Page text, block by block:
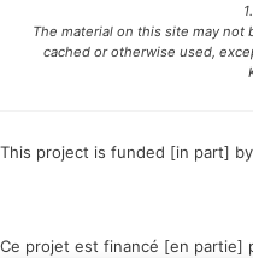
The material on this site may
cached or otherwise used,
This project is funded [in part]
Ce projet est financé [en partie]